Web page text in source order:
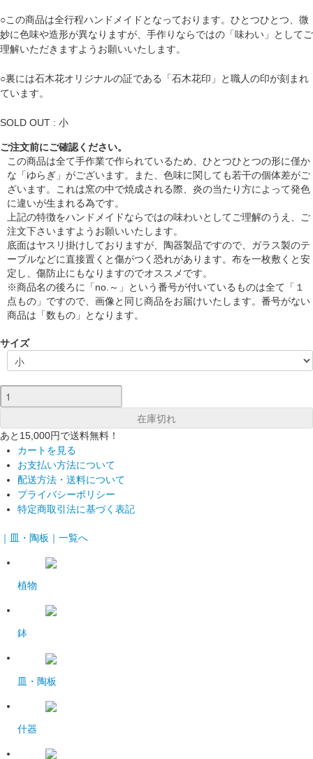
○この商品は全行程ハンドメイドとなっております。ひとつひとつ、微
妙に色味や造形が異なりますが、手作りならではの「味わい」としてご
理解いただきますようお願いいたします。
○裏には石木花オリジナルの証である「石木花印」と職人の印が刻まれ
ています。
SOLD OUT : 小
ご注文前にご確認ください。
この商品は全て手作業で作られているため、ひとつひとつの形に僅か
な「ゆらぎ」がございます。また、色味に関しても若干の個体差がご
ざいます。これは窯の中で焼成される際、炎の当たり方によって発色
に違いが生まれる為です。
上記の特徴をハンドメイドならではの味わいとしてご理解のうえ、ご
注文下さいますようお願いいたします。
底面はヤスリ掛けしておりますが、陶器製品ですので、ガラス製のテ
ーブルなどに直接置くと傷がつく恐れがあります。布を一枚敷くと安
定し、傷防止にもなりますのでオススメです。
※商品名の後ろに「no.～」という番号が付いているものは全て「１
点もの」ですので、画像と同じ商品をお届けいたします。番号がない
商品は「数もの」となります。
サイズ
あと15,000円で送料無料！
カートを見る
お支払い方法について
配送方法・送料について
プライバシーポリシー
特定商取引法に基づく表記
｜皿・陶板｜一覧へ
植物
鉢
皿・陶板
什器